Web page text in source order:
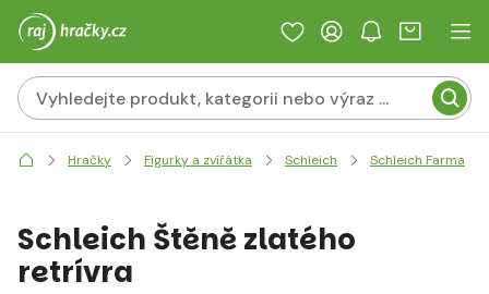
Hračky Figurky a zvířátka Schleich Schleich Farma
Schleich Štěně zlatého
retrívra